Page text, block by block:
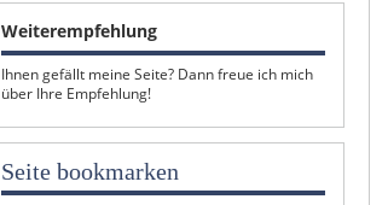
Weiterempfehlung
Ihnen gefällt meine Seite? Dann freue ich mich
über Ihre Empfehlung!
Seite bookmarken